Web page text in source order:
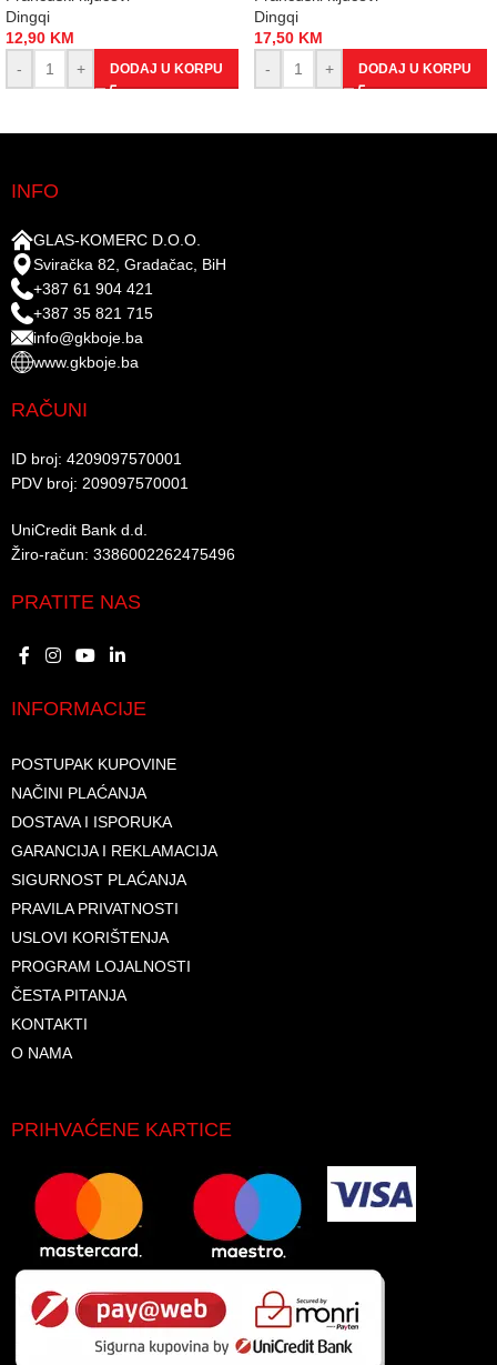
Dingqi
12,90 KM
-
+ DODAJ U KORPU
Dingqi
17,50 KM
-
+ DODAJ U KORPU
INFO
GLAS-KOMERC D.O.O.
Sviračka 82, Gradačac, BiH
+387 61 904 421
+387 35 821 715
info@gkboje.ba
www.gkboje.ba
RAČUNI
ID broj: 4209097570001​
PDV broj: 209097570001 ​
UniCredit Bank d.d.​
Žiro-račun: 3386002262475496​​
PRATITE NAS
INFORMACIJE
POSTUPAK KUPOVINE
NAČINI PLAĆANJA
DOSTAVA I ISPORUKA
GARANCIJA I REKLAMACIJA
SIGURNOST PLAĆANJA
PRAVILA PRIVATNOSTI
USLOVI KORIŠTENJA
PROGRAM LOJALNOSTI
ČESTA PITANJA
KONTAKTI
O NAMA
PRIHVAĆENE KARTICE